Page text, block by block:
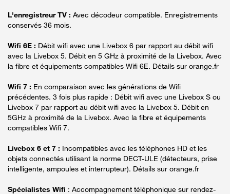
L'enregistreur TV : Avec décodeur compatible. Enregistrements
conservés 36 mois.
Wifi 6E : Débit wifi avec une Livebox 6 par rapport au débit wifi
avec la Livebox 5. Débit en 5 GHz à proximité de la Livebox. Avec
la fibre et équipements compatibles Wifi 6E. Détails sur orange.fr
Wifi 7 : En comparaison avec les générations de Wifi
précédentes. 3 fois plus rapide : Débit wifi avec une Livebox S ou
Livebox 7 par rapport au débit wifi avec la Livebox 5. Débit en
5GHz à proximité de la Livebox. Avec la fibre et équipements
compatibles Wifi 7.
Livebox 6 et 7 : Incompatibles avec les téléphones HD et les
objets connectés utilisant la norme DECT-ULE (détecteurs, prise
intelligente, ampoules et interrupteur). Détails sur orange.fr
Spécialistes Wifi : Accompagnement téléphonique sur rendez-